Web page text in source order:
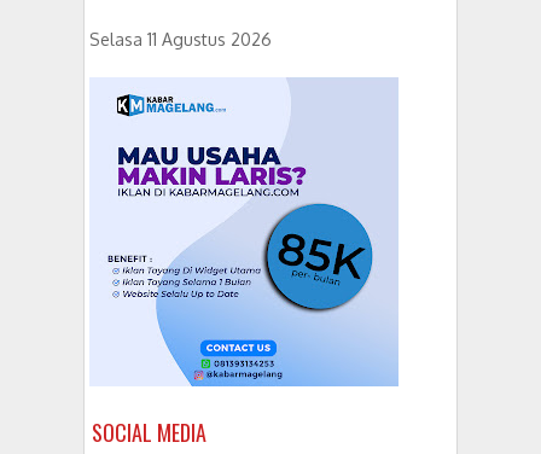
Selasa 11 Agustus 2026
SOCIAL MEDIA